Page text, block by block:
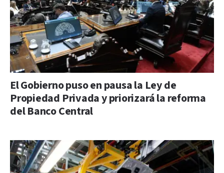
El Gobierno puso en pausa la Ley de
Propiedad Privada y priorizará la reforma
del Banco Central